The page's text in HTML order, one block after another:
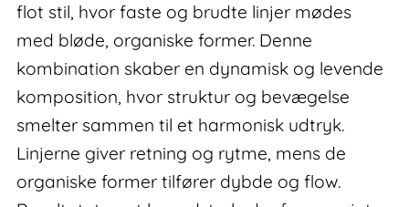
flot stil, hvor faste og brudte linjer mødes
med bløde, organiske former. Denne
kombination skaber en dynamisk og levende
komposition, hvor struktur og bevægelse
smelter sammen til et harmonisk udtryk.
Linjerne giver retning og rytme, mens de
organiske former tilfører dybde og flow.